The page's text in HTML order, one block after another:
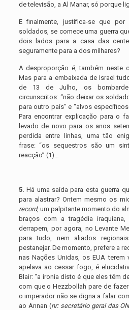
de televisão, a Al Manar, só porque
E finalmente, justifica-se que
soldados, se comece uma guerra
dois lados para a casa das
seguramente para a dos milhares?
A desproporção é, também neste
Mas para a embaixada de Israel
de 13 de Julho, os
circunscritos: “não deixar os
para outro país” e “alvos
Para encontrar explicação para o
levado de novo para os anos
perdida entre linhas, uma tão
frase: “os sequestros são um
reacção” (1)…
5.Há uma saída para esta guerra
para alastrar? Ontem mesmo os
record, um palpitante momento do
braços com a tragédia
derrapem, por agora, no Levante
para tudo, nem aliados
pestanejar. De momento, prefere a
nas Nações Unidas, os EUA terem
apelava ao cessar fogo, é
Blair: “a ironia disto é que eles têm
com que o Hezzbollah pare de
o imperador não se digna a falar
ao Annan (nr: secretário geral das